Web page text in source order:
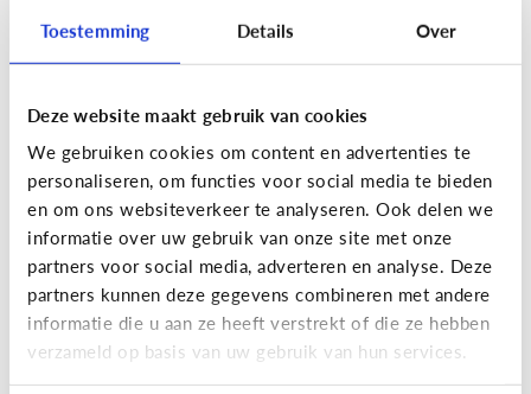
Toestemming Details Over
Deze website maakt gebruik van cookies
We gebruiken cookies om content en advertenties te
personaliseren, om functies voor social media te bieden
en om ons websiteverkeer te analyseren. Ook delen we
informatie over uw gebruik van onze site met onze
partners voor social media, adverteren en analyse. Deze
partners kunnen deze gegevens combineren met andere
informatie die u aan ze heeft verstrekt of die ze hebben
verzameld op basis van uw gebruik van hun services.
Lees de 3 tips
Lezen
Mijn kind kan lezen, heeft het zin
dat ik nog voorlees?